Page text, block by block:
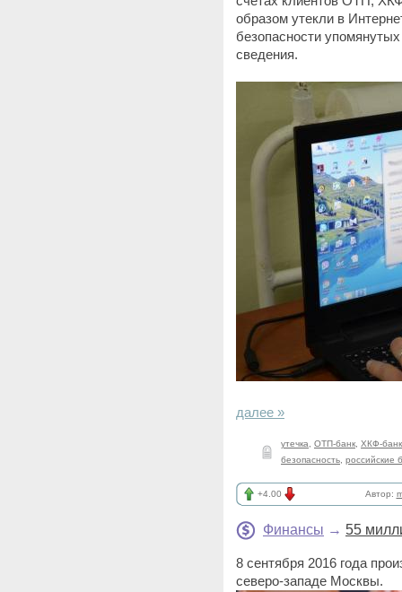
образом утекли в
безопасности
сведения.
далее »
утечка ОТП-банк ХКФ-банк
безопасность российские
+4.00 Автор:
Финансы → 55
8 сентября 2016 года
северо-западе Москвы.